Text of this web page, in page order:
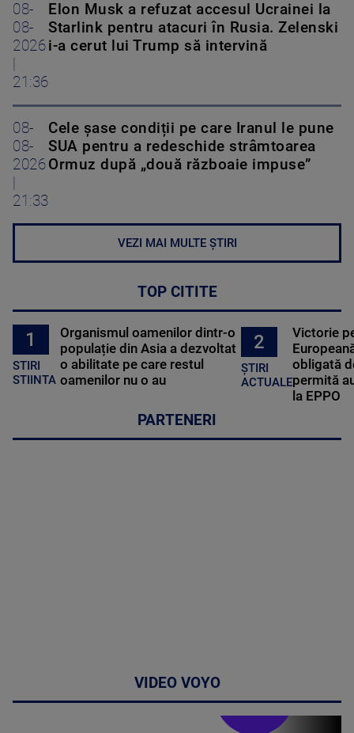
08-
08-
2026
21:36
Elon Musk a refuzat accesul Ucrainei la
Starlink pentru atacuri în Rusia. Zelenski
i-a cerut lui Trump să intervină
08-
08-
2026
21:33
Cele șase condiții pe care Iranul le pune
SUA pentru a redeschide strâmtoarea
Ormuz după „două războaie impuse”
VEZI MAI MULTE ȘTIRI
TOP CITITE
1
STIRI
STIINTA
Organismul oamenilor dintr-o
populație din Asia a dezvoltat
o abilitate pe care restul
oamenilor nu o au
2
ȘTIRI
ACTUALE
Victorie
obligată
permită
la EPPO
PARTENERI
VIDEO VOYO